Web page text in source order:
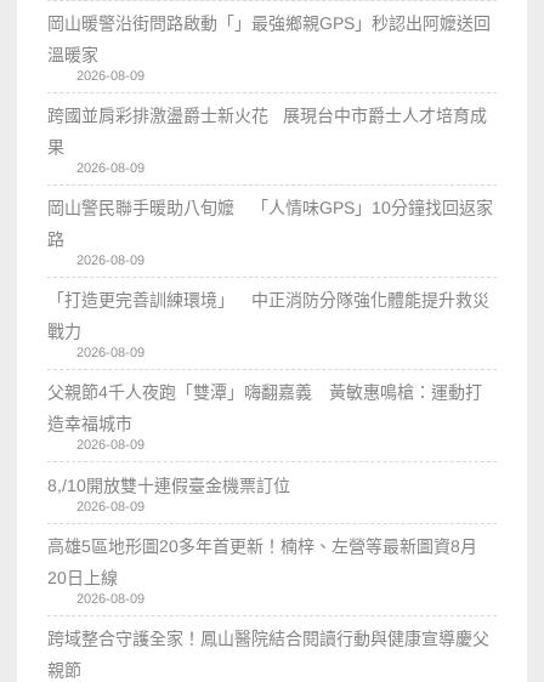
岡山暖警沿街問路啟動「」最強鄉親GPS」秒認出阿嬤送回
溫暖家
2026-08-09
跨國並肩彩排激盪爵士新火花 展現台中市爵士人才培育成
果
2026-08-09
岡山警民聯手暖助八旬嬤 「人情味GPS」10分鐘找回返家
路
2026-08-09
「打造更完善訓練環境」 中正消防分隊強化體能提升救災
戰力
2026-08-09
父親節4千人夜跑「雙潭」嗨翻嘉義 黃敏惠鳴槍：運動打
造幸福城市
2026-08-09
8,/10開放雙十連假臺金機票訂位
2026-08-09
高雄5區地形圖20多年首更新！楠梓、左營等最新圖資8月
20日上線
2026-08-09
跨域整合守護全家！鳳山醫院結合閱讀行動與健康宣導慶父
親節